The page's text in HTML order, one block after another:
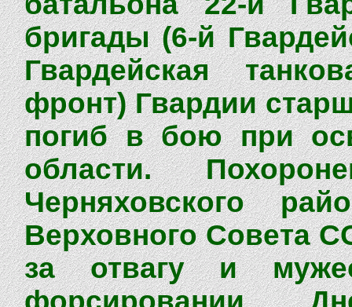
бригады (6-й
Гвардейская
фронт) Гвардии
погиб в бою при
области.
Черняховского
Верховного Совета
за отвагу и